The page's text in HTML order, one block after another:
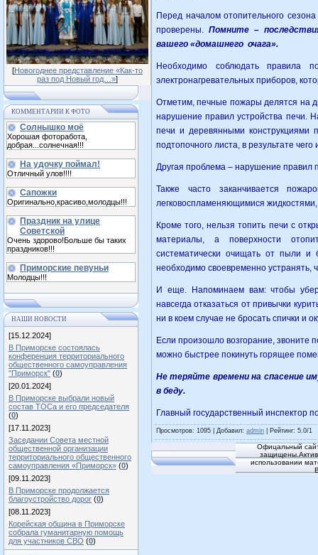
[Новогоднее представление «Как-то
раз под Новый год…»]
КОММЕНТАРИИ К ФОТО
Солнышко моё
Хорошая фоторабота,
добрая...солнечная!!!
На удочку поймал!
Отличный улов!!!!
Сапожки
Оригинально,красиво,молодцы!!!
Праздник на улице
Советской
Очень здорово!Больше бы таких
праздников!!!
Приморские певуньи
Молодцы!!!
НАШИ НОВОСТИ
[15.12.2024]
В Приморске состоялась
конференция территориального
общественного самоуправления
"Приморск" (0)
[20.01.2024]
В Приморске выбрали новый
состав ТОСа и его председателя
(0)
[17.11.2023]
Заседании Совета местной
общественной организации
территориального общественного
самоуправления «Приморск» (0)
[09.11.2023]
В Приморске продолжается
благоустройство дорог (0)
[08.11.2023]
Корейская община в Приморске
собрала гуманитарную помощь
для участников СВО (0)
Перед началом отопительного
проверены. Помните –
вашего «домашнего очага».
Необходимо соблюдать правила
электронагревательных приборов,
Отметим, печные пожары делятся на
нарушение правил устройства печи.
печи и деревянными конструкциями
подтопочного листа, в результате
Другая проблема – нарушение правил
Также часто заканчивается
легковоспламеняющимися
Кроме того, нельзя топить печи с
материалы, а поверхности
систематически очищать от пыли
необходимо своевременно устранять,
И еще. Напоминаем вам: чтобы
навсегда отказаться от привычки
ни в коем случае не бросать спички и
Если произошло возгорание, звоните
можно быстрее покинуть горящее
Не теряйте времени на спасение
в беду.
Главный государственный инспектор
Просмотров: 1095 | Добавил: admin Рейтинг: 5.0/1
Офицальный
использовании